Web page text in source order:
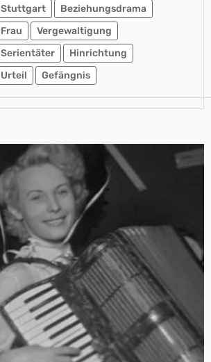
Stuttgart
Beziehungsdrama
Frau
Vergewaltigung
Serientäter
Hinrichtung
Urteil
Gefängnis